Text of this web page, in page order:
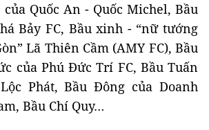
Quốc An - Quốc Michel, Bầu
Bảy FC, Bầu xinh - “nữ tướng
Lã Thiên Cầm (AMY FC), Bầu
của Phú Đức Trí FC, Bầu Tuấn
Phát, Bầu Đông của Doanh
Bầu Chí Quy…